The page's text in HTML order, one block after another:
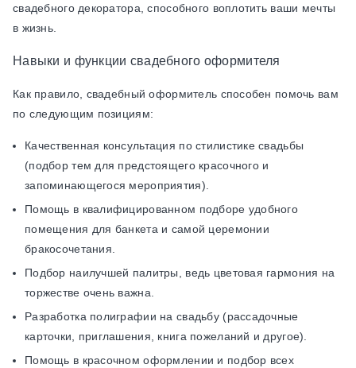
свадебного декоратора, способного воплотить ваши мечты
в жизнь.
Навыки и функции свадебного оформителя
Как правило, свадебный оформитель способен помочь вам
по следующим позициям:
Качественная консультация по стилистике свадьбы
(подбор тем для предстоящего красочного и
запоминающегося мероприятия).
Помощь в квалифицированном подборе удобного
помещения для банкета и самой церемонии
бракосочетания.
Подбор наилучшей палитры, ведь цветовая гармония на
торжестве очень важна.
Разработка полиграфии на свадьбу (рассадочные
карточки, приглашения, книга пожеланий и другое).
Помощь в красочном оформлении и подбор всех